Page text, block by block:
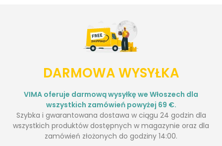
DARMOWA WYSYŁKA
VIMA oferuje darmową wysyłkę we Włoszech dla
wszystkich zamówień powyżej 69 €.
Szybka i gwarantowana dostawa w ciągu 24 godzin dla
wszystkich produktów dostępnych w magazynie oraz dla
zamówień złożonych do godziny 14:00.